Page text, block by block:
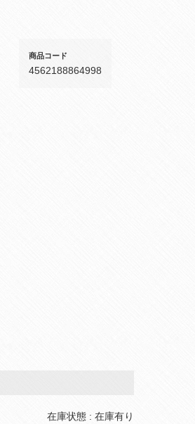
商品コード
4562188864998
在庫状態 : 在庫有り